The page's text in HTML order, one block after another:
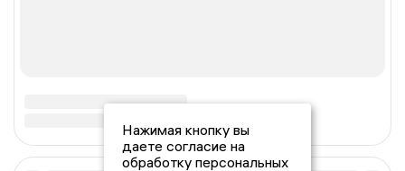
Нажимая кнопку вы
даете согласие на
обработку персональных